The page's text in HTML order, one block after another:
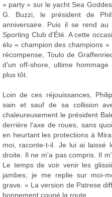
« party » sur le yacht Sea
G. Buzzi, le président de
anniversaire. Puis il se rend
Sporting Club d'Été. A cette
élu « champion des champions
récompense, Toulo de
d'un off-shore, ultime
plus tôt.
Loin de ces réjouissances,
sain et sauf de sa collision
chaleureusement le président
derrière l'axe de roues, sans
en heurtant les protections à
moi, raconte-t-il. Je lui ai laissé
droite. Il ne m'a pas compris. Il
Le temps de voir venir les
jambes, je me replie sur moi-
grave. » La version de Patrese
bonnement coupé la route...